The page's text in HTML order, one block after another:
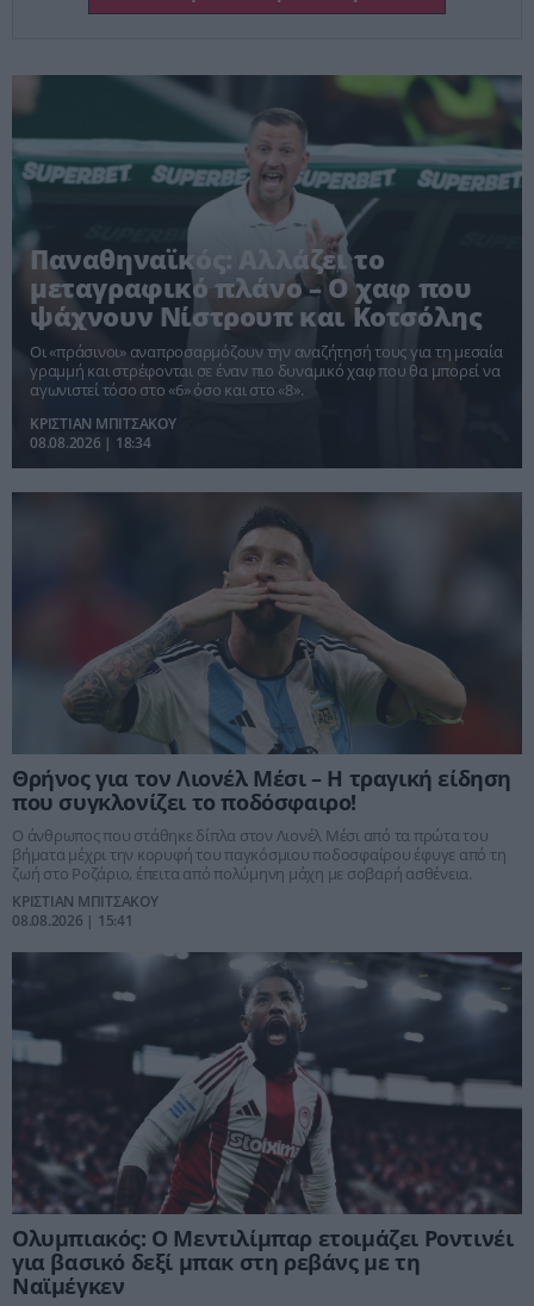
Παναθηναϊκός: Αλλάζει το
μεταγραφικό πλάνο – Ο χαφ που
ψάχνουν Νίστρουπ και Κοτσόλης
Οι «πράσινοι» αναπροσαρμόζουν την αναζήτησή τους για τη μεσαία
γραμμή και στρέφονται σε έναν πιο δυναμικό χαφ που θα μπορεί να
αγωνιστεί τόσο στο «6» όσο και στο «8».
ΚΡΙΣΤΙΑΝ ΜΠΙΤΣΑΚΟΥ
08.08.2026 | 18:34
Θρήνος για τον Λιονέλ Μέσι – Η τραγική είδηση
που συγκλονίζει το ποδόσφαιρο!
Ο άνθρωπος που στάθηκε δίπλα στον Λιονέλ Μέσι από τα πρώτα του
βήματα μέχρι την κορυφή του παγκόσμιου ποδοσφαίρου έφυγε από τη
ζωή στο Ροζάριο, έπειτα από πολύμηνη μάχη με σοβαρή ασθένεια.
ΚΡΙΣΤΙΑΝ ΜΠΙΤΣΑΚΟΥ
08.08.2026 | 15:41
Ολυμπιακός: Ο Μεντιλίμπαρ ετοιμάζει Ροντινέι
για βασικό δεξί μπακ στη ρεβάνς με τη
Ναϊμέγκεν